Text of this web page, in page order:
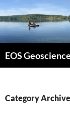
Skip
to
content
Category